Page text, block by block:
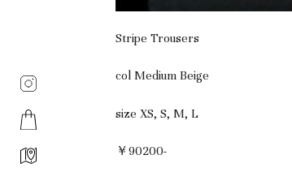
Stripe Trousers
col Medium Beige
size XS, S, M, L
￥90200-